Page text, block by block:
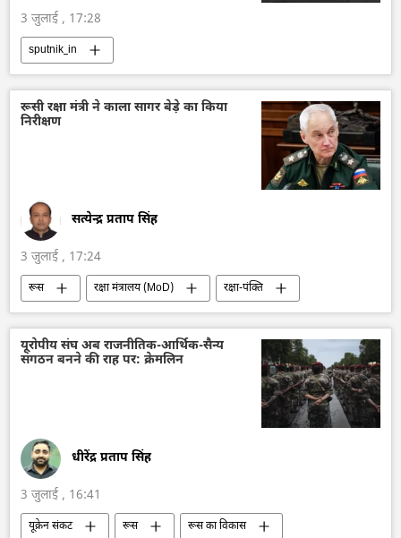
3 जुलाई , 17:28
sputnik_in
रूसी रक्षा मंत्री ने काला सागर बेड़े का किया
निरीक्षण
सत्येन्द्र प्रताप सिंह
3 जुलाई , 17:24
रूस रक्षा मंत्रालय (MoD)
रक्षा-पंक्ति
वायु रक्षा
राष्ट्रीय सुरक्षा
विशेष सैन्य अभियान
काला सागर
रूस की खबरें
यूरोपीय संघ अब राजनीतिक-आर्थिक-सैन्य
संगठन बनने की राह पर: क्रेमलिन
धीरेंद्र प्रताप सिंह
3 जुलाई , 16:41
यूक्रेन संकट रूस
रूस का विकास